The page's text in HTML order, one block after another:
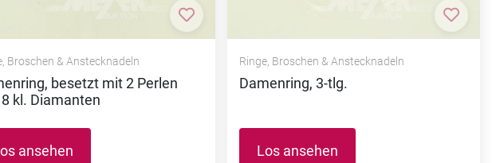
hinzufügen Zur Merkliste hinzufügen
Broschen & Anstecknadeln
besetzt mit 2 Perlen
kl. Diamanten
ansehen
Zur
Ringe, Broschen & Anstecknadeln
Damenring, 3-tlg.
Los ansehen